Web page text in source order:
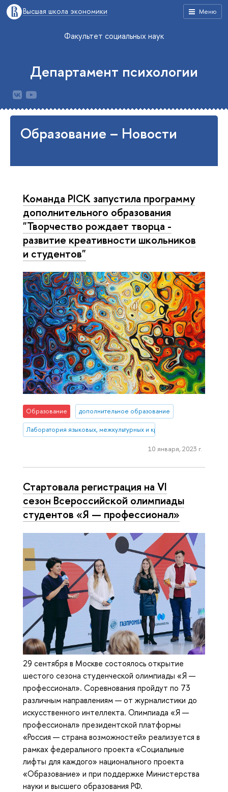
Меню
Высшая школа экономики
Факультет социальных наук
Департамент психологии
Образование – Новости
Команда PICK запустила программу
дополнительного образования
"Творчество рождает творца -
развитие креативности школьников
и студентов"
Образование дополнительное образование
Лаборатория языковых, межкультурных и креативных компетенций
10 января, 2023 г.
Стартовала регистрация на VI
сезон Всероссийской олимпиады
студентов «Я — профессионал»
29 сентября в Москве состоялось открытие
шестого сезона студенческой олимпиады «Я —
профессионал». Соревнования пройдут по 73
различным направлениям — от журналистики до
искусственного интеллекта. Олимпиада «Я —
профессионал» президентской платформы
«Россия — страна возможностей» реализуется в
рамках федерального проекта «Социальные
лифты для каждого» национального проекта
«Образование» и при поддержке Министерства
науки и высшего образования РФ.